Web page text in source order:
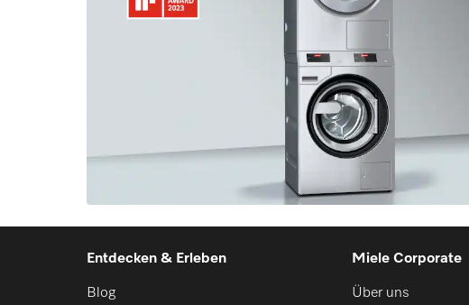
Entdecken & Erleben
Blog
Miele Corporate
Über uns